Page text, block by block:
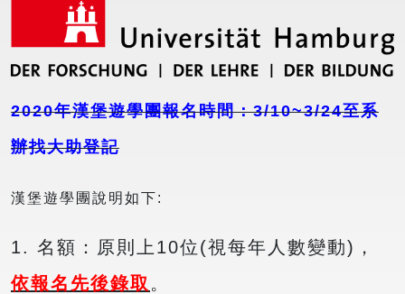
2020年漢堡遊學團報名時間：3/10~3/24至系
辦找大助登記
漢堡遊學團說明如下:
1. 名額：原則上10位(視每年人數變動)，
依報名先後錄取 。